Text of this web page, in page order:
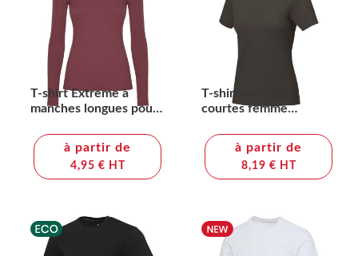
T-shirt Extreme à
manches longues pour
à partir de
4,95 € HT
T-shirt manches
courtes femme
à partir de
8,19 € HT